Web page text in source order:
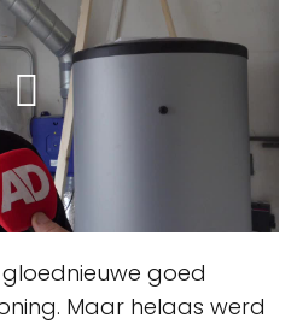
goed
Maar helaas werd